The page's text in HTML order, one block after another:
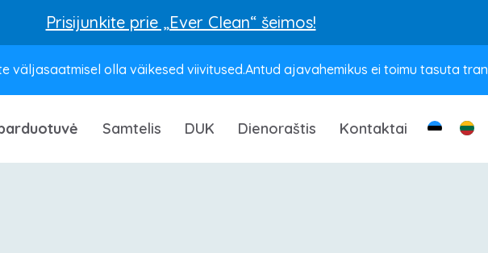
Prisijunkite prie „Ever Clean“ šeimos!
väljasaatmisel olla väikesed viivitused.Antud ajavahemikus ei toimu tasuta
Samtelis DUK Dienoraštis Kontaktai